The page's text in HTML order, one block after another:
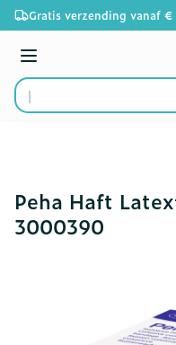
Ga naar de inhoud
Gratis verzending vanaf €
Menu
Product, merk,
Peha Haft
3000390